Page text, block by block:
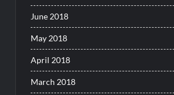
June 2018
May 2018
April 2018
March 2018